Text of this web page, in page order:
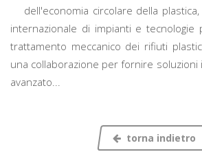
dell'economia circolare della
internazionale di impianti e
trattamento meccanico dei rifiuti
una collaborazione per fornire soluzioni
avanzato...
torna indietro